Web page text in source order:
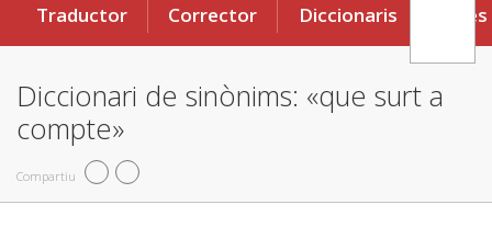
Traductor Corrector Diccionaris Eines
Diccionari de sinònims: «que surt a
compte»
Compartiu